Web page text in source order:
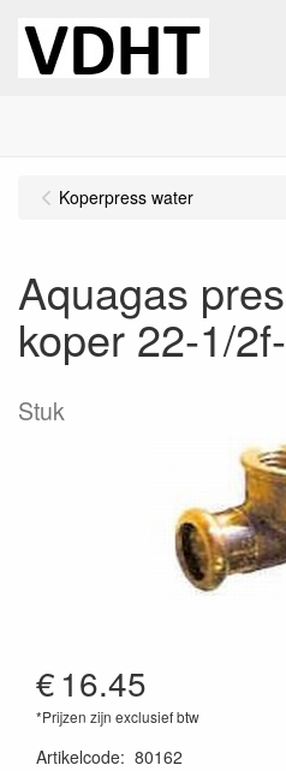
Koperpress water
Aquagas
koper 22-1/
Stuk
€16.45
*Prijzen zijn exclusief btw
Artikelcode: 80162